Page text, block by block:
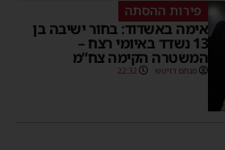
פירות ההסתה
אימה באשדוד: בחור ישיבה בן
13 נשדד באיומי רצח –
המשטרה הקימה צח”מ
מנחם דויטש 22:32